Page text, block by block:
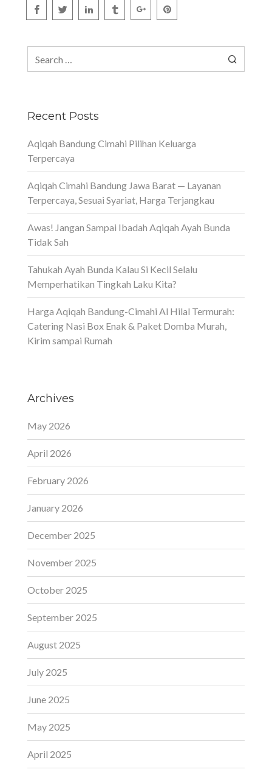
Recent Posts
Aqiqah Bandung Cimahi Pilihan Keluarga
Terpercaya
Aqiqah Cimahi Bandung Jawa Barat — Layanan
Terpercaya, Sesuai Syariat, Harga Terjangkau
Awas! Jangan Sampai Ibadah Aqiqah Ayah Bunda
Tidak Sah
Tahukah Ayah Bunda Kalau Si Kecil Selalu
Memperhatikan Tingkah Laku Kita?
Harga Aqiqah Bandung-Cimahi Al Hilal Termurah:
Catering Nasi Box Enak & Paket Domba Murah,
Kirim sampai Rumah
Archives
May 2026
April 2026
February 2026
January 2026
December 2025
November 2025
October 2025
September 2025
August 2025
July 2025
June 2025
May 2025
April 2025